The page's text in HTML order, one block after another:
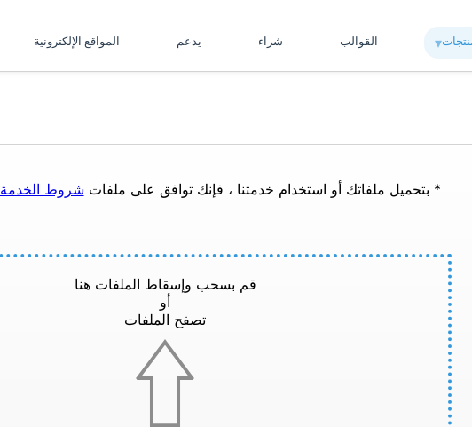
منتجات▾︎ القوالب شراء يدعم المواقع الإلكترونية
* بتحميل ملفاتك أو استخدام خدمتنا ، فإنك توافق على ملفات شروط الخدمة
قم بسحب وإسقاط الملفات هنا
أو
تصفح الملفات